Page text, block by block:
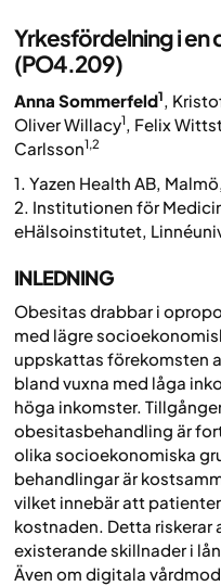
Yrkesfördelning i
(PO4.209)
Anna Sommerfeld1 ,
Oliver Willacy1 , Felix
Carlsson1,2
1. Yazen Health AB,
2. Institutionen för
eHälsoinstitutet,
INLEDNING
Obesitas drabbar i
med lägre
uppskattas förekomsten
bland vuxna med låga
höga inkomster.
obesitasbehandling är
olika socioekonomiska
behandlingar är
vilket innebär att
kostnaden. Detta
existerande skillnader i
Även om digitala